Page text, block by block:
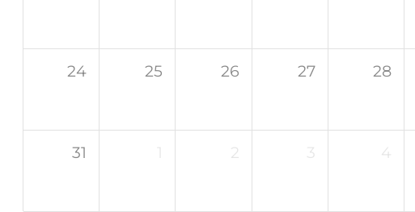
24 25 26 27 28
31 1 2 3 4